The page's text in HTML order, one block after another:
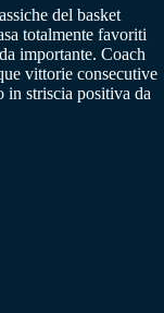
del basket
totalmente favoriti
importante. Coach
vittorie consecutive
in striscia positiva da